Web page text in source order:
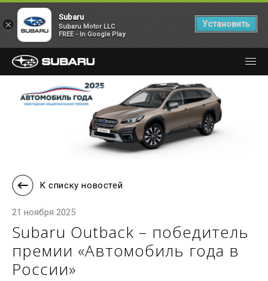
К списку новостей
21 ноября 2025
Subaru Outback – победитель
премии «Автомобиль года в
России»
×
Subaru
Subaru Motor LLC
FREE - In Google Play
Установить